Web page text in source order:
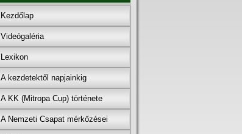
Kezdőlap
Videógaléria
Lexikon
A kezdetektől napjainkig
A KK (Mitropa Cup) története
A Nemzeti Csapat mérkőzései